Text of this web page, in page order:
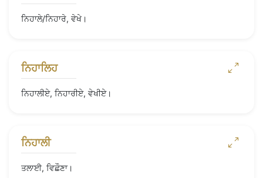
ਨਿਹਾਲੇ/ਨਿਹਾਰੇ, ਵੇਖੇ।
ਨਿਹਾਲਿਹ
ਨਿਹਾਲੀਏ, ਨਿਹਾਰੀਏ, ਵੇਖੀਏ।
ਨਿਹਾਲੀ
ਤਲਾਈ, ਵਿਛੌਣਾ।